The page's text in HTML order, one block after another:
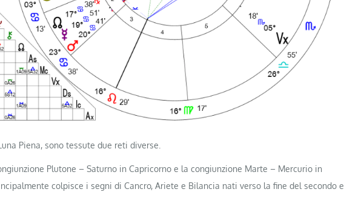
Piena, sono tessute due reti diverse.
Plutone – Saturno in Capricorno e la congiunzione Marte – Mercurio in
colpisce i segni di Cancro, Ariete e Bilancia nati verso la fine del secondo e